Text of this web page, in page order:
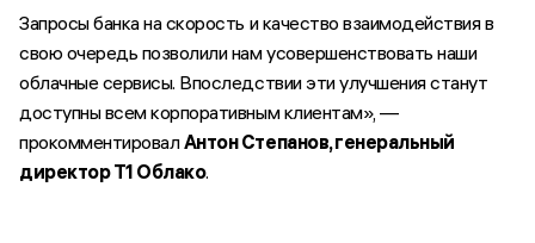
Запросы банка на скорость и качество взаимодействия в
свою очередь позволили нам усовершенствовать наши
облачные сервисы. Впоследствии эти улучшения станут
доступны всем корпоративным клиентам», —
прокомментировалАнтон Степанов, генеральный
директор Т1 Облако.